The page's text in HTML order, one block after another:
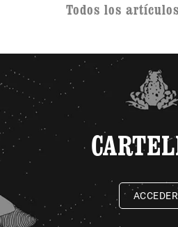
Todos los
ACCEDER